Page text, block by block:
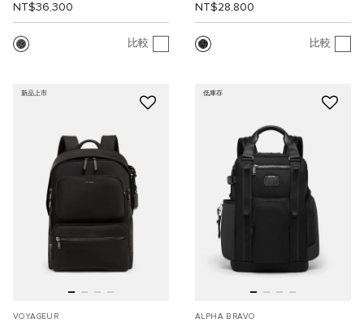
NT$36,300
比較
NT$28,800
比較
新品上市
VOYAGEUR
低庫存
ALPHA BRAVO